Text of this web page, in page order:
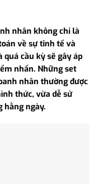
nhân không chỉ là
về sự tinh tế và
quá cầu kỳ sẽ gây áp
nhấn. Những set
nhân thường được
thức, vừa dễ sử
hằng ngày.